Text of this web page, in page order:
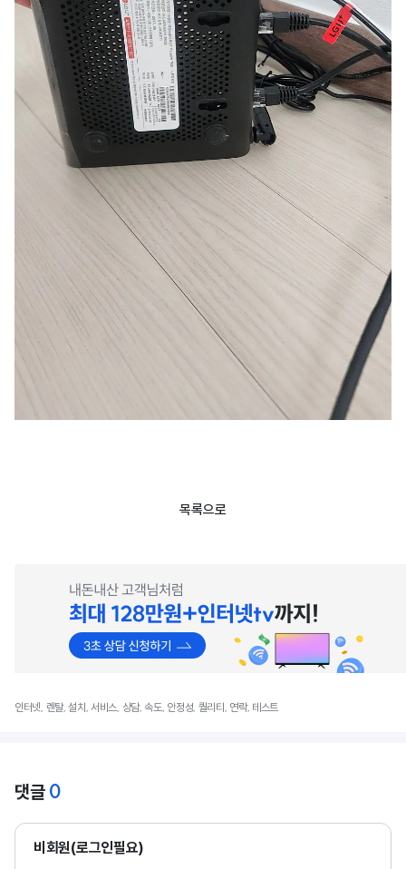
목록으로
인터넷, 렌탈, 설치, 서비스, 상담, 속도, 안정성, 퀄리티, 연락, 테스트
댓글 0
비회원(로그인필요)